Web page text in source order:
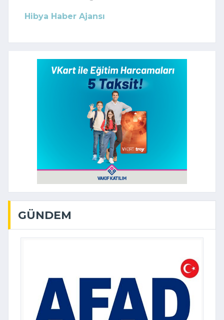
Hibya Haber Ajansı
GÜNDEM